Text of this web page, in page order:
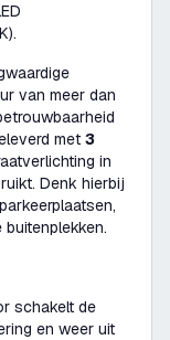
van meer dan
met 3
in
Denk hierbij
schakelt de
en weer uit